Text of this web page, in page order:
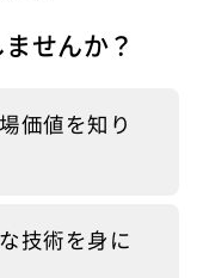
せんか？
価値を知り
技術を身に